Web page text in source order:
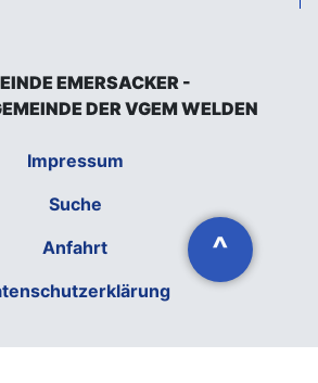
^
EMERSACKER -
DER VGEM WELDEN
Impressum
Suche
Anfahrt